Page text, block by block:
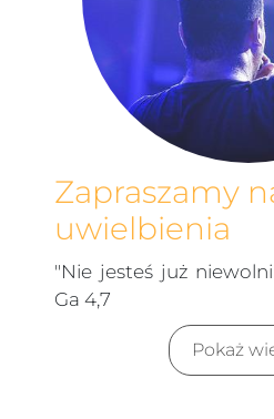
Zapraszamy
uwielbienia
"Nie jesteś już
Ga 4,7
Pokaż